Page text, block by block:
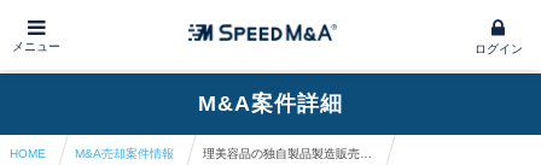
メニュー ログイン
M&A案件詳細
HOME M&A売却案件情報